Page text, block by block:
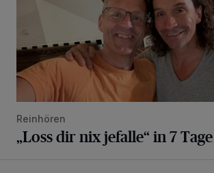
Reinhören
„Loss dir nix jefalle“ in 7 Tage